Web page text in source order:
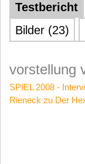
Testbericht
Bilder (23)
vorstellung
SPIEL 2008 -
Rieneck zu Der